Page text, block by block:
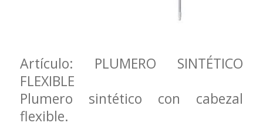
Artículo: PLUMERO SINTÉTICO
FLEXIBLE
Plumero sintético con cabezal
flexible.